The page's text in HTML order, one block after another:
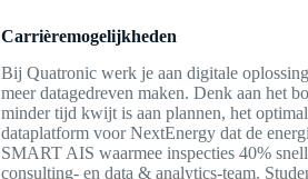
Carrièremogelijkheden
Bij Quatronic werk je aan digitale
meer datagedreven maken. Denk aan het
minder tijd kwijt is aan plannen, het
dataplatform voor NextEnergy dat de
SMART AIS waarmee inspecties 40%
consulting- en data & analytics-team.